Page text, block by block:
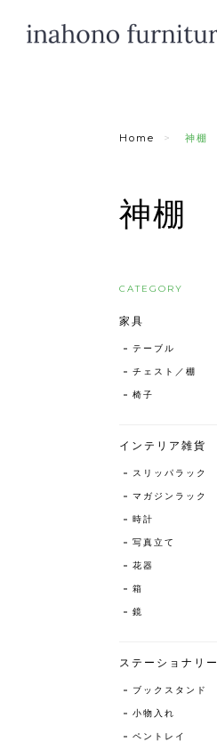
Home 神棚
神棚
CATEGORY
家具
テーブル
チェスト／棚
椅子
インテリア雑貨
スリッパラック
マガジンラック
時計
写真立て
花器
箱
鏡
ステーショナリー
ブックスタンド
小物入れ
ペントレイ